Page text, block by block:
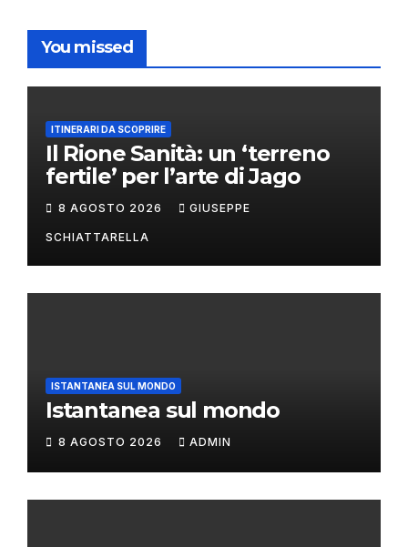
You missed
ITINERARI DA SCOPRIRE
Il Rione Sanità: un ‘terreno
fertile’ per l’arte di Jago
8 AGOSTO 2026 GIUSEPPE
SCHIATTARELLA
ISTANTANEA SUL MONDO
Istantanea sul mondo
8 AGOSTO 2026 ADMIN